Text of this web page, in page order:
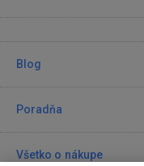
Blog
Poradňa
Všetko o nákupe